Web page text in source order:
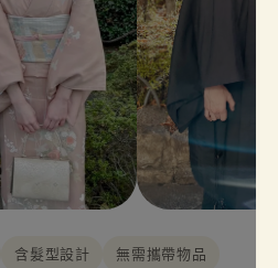
含髮型設計 無需攜帶物品